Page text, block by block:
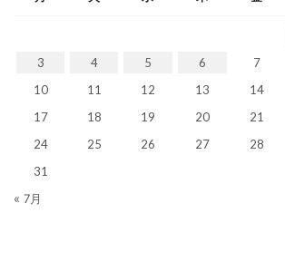
3
4 5 6 7
10
11 12 13 14
17
18 19 20 21
24
25 26 27 28
31
« 7月